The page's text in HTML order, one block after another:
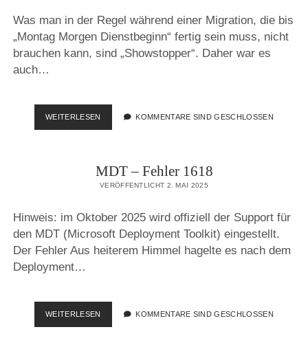
Was man in der Regel während einer Migration, die bis
„Montag Morgen Dienstbeginn“ fertig sein muss, nicht
brauchen kann, sind „Showstopper“. Daher war es
auch…
WEITERLESEN TERMINALSERVER-
KONFIGURATIONSBUG?
KOMMENTARE SIND GESCHLOSSEN
MDT – Fehler 1618
VERÖFFENTLICHT 2. MAI 2025
Hinweis: im Oktober 2025 wird offiziell der Support für
den MDT (Microsoft Deployment Toolkit) eingestellt.
Der Fehler Aus heiterem Himmel hagelte es nach dem
Deployment…
WEITERLESEN
–
KOMMENTARE SIND GESCHLOSSEN